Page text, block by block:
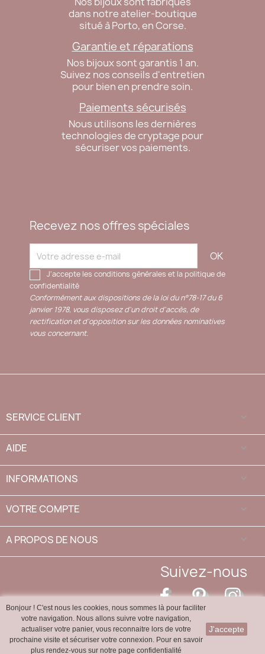
Bonjour ! C'est nous les cookies, nous sommes là pour faciliter
votre navigation. Nous allons suivre votre navigation,
actualiser votre panier, vous reconnaitre lors de votre
prochaine visite et sécuriser votre connexion. Pour en savoir
plus rendez-vous sur notre page confidentialité
J'accepte
dans notre atelier-boutique
situé à Porto, en Corse.
Garantie et réparations
Nos bijoux sont garantis 1 an.
Suivez nos conseils d'entretien
pour bien en prendre soin.
Paiements sécurisés
Nous utilisons les dernières
technologies de cryptage pour
sécuriser vos paiements.
Recevez nos offres spéciales
J'accepte les conditions générales et la politique de
confidentialité
Conformément aux dispositions de la loi du n°78-17 du 6
janvier 1978, vous disposez d'un droit d'accès, de
rectification et d'opposition sur les données nominatives
vous concernant.
SERVICE CLIENT
AIDE
INFORMATIONS
VOTRE COMPTE
A PROPOS DE NOUS
Suivez-nous
FacebookPinterest
SAS Travail de la nacre - Marine de Porto, D84 - 20150
OTA - FRANCE